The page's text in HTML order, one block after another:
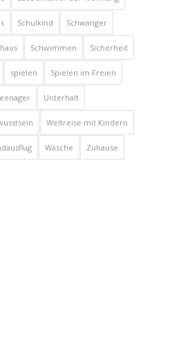
Schulkind Schwanger
Schwimmen Sicherheit
spielen Spielen im Freien
Unterhalt
Weltreise mit Kindern
Wäsche Zuhause